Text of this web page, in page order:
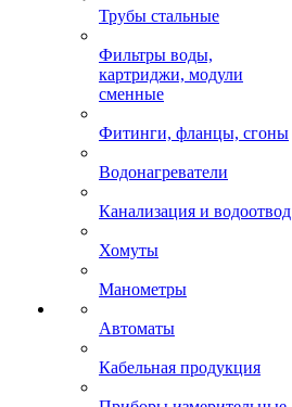
Трубы стальные
Фильтры воды,
картриджи, модули
сменные
Фитинги, фланцы, сгоны
Водонагреватели
Канализация и водоотвод
Хомуты
Манометры
Автоматы
Кабельная продукция